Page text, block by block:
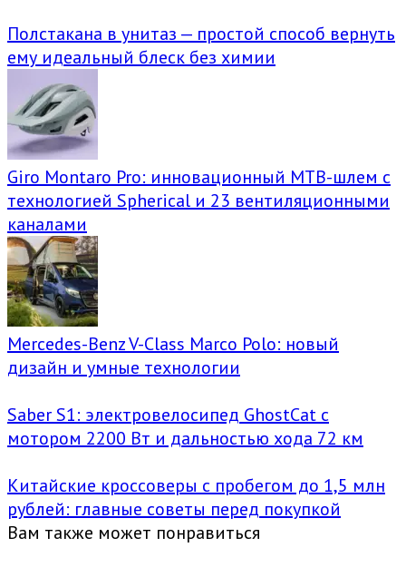
Полстакана в унитаз — простой способ вернуть
ему идеальный блеск без химии
Giro Montaro Pro: инновационный MTB-шлем с
технологией Spherical и 23 вентиляционными
каналами
Mercedes-Benz V-Class Marco Polo: новый
дизайн и умные технологии
Saber S1: электровелосипед GhostCat с
мотором 2200 Вт и дальностью хода 72 км
Китайские кроссоверы с пробегом до 1,5 млн
рублей: главные советы перед покупкой
Вам также может понравиться